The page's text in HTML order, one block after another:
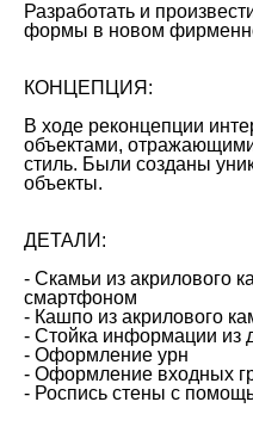
Разработать и
формы в новом
КОНЦЕПЦИЯ:
В ходе реконцепции
объектами,
стиль. Были созданы
объекты.
ДЕТАЛИ:
- Скамьи из акрилового
смартфоном
- Кашпо из акрилового
- Стойка информации из
- Оформление урн
- Оформление входных
- Роспись стены с